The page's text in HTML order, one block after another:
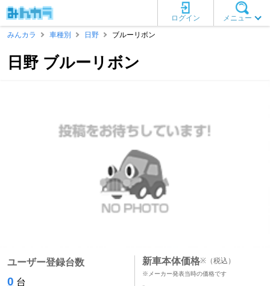
メニュー
ログイン
みんカラ
車種別 日野 ブルーリボン
日野 ブルーリボン
ユーザー登録台数
0 台
新車本体価格※ （税込）
※メーカー発表当時の価格です